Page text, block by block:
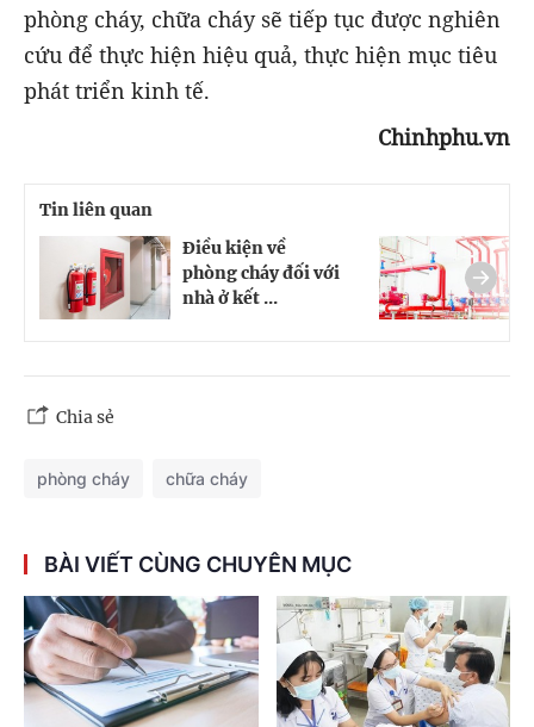
phòng cháy, chữa cháy sẽ tiếp tục được nghiên
cứu để thực hiện hiệu quả, thực hiện mục tiêu
phát triển kinh tế.
Chinhphu.vn
Tin liên quan
Điều kiện về
phòng cháy đối với
nhà ở kết ...
Chia sẻ
phòng cháy chữa cháy
BÀI VIẾT CÙNG CHUYÊN MỤC